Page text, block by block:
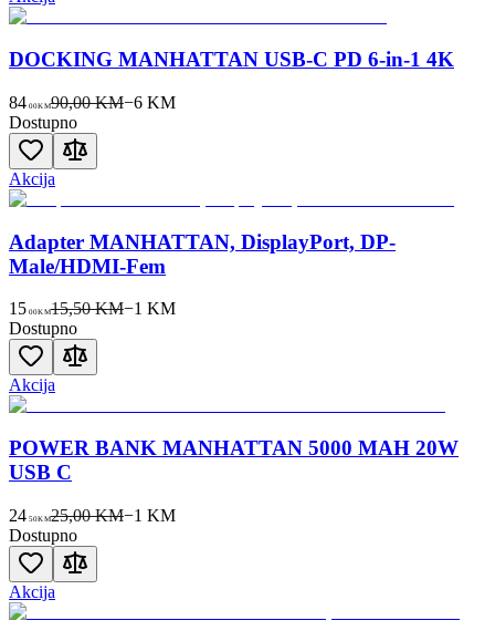
DOCKING MANHATTAN USB-C PD 6-in-1 4K
84 00KM90,00 KM−6KM
Dostupno
Akcija
Adapter MANHATTAN, DisplayPort, DP-
Male/HDMI-Fem
15 00KM15,50 KM−1 KM
Dostupno
Akcija
POWER BANK MANHATTAN 5000 MAH 20W
USB C
24 50KM25,00 KM−1 KM
Dostupno
Akcija